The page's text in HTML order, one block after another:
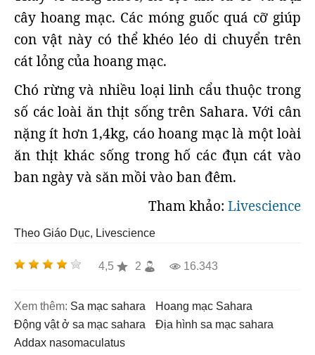
cây hoang mạc. Các móng guốc quá cỡ giúp
con vật này có thể khéo léo di chuyển trên
cát lỏng của hoang mạc.
Chó rừng và nhiều loại linh cẩu thuộc trong
số các loài ăn thịt sống trên Sahara. Với cân
nặng ít hơn 1,4kg, cáo hoang mạc là một loài
ăn thịt khác sống trong hố các đụn cát vào
ban ngày và săn mồi vào ban đêm.
Tham khảo: Livescience
Theo Giáo Dục, Livescience
4,5 2 16.343
Xem thêm: sa mạc sahara
hoang mạc Sahara
động vật ở sa mạc sahara
địa hình sa mạc sahara
Addax nasomaculatus